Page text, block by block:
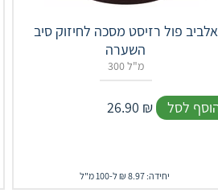
אלביב פול רזיסט מסכה לחיזוק סיב
השערה
300 מ"ל
26.90 ₪ לסל
יחידה: 8.97 ₪ ל-100 מ"ל